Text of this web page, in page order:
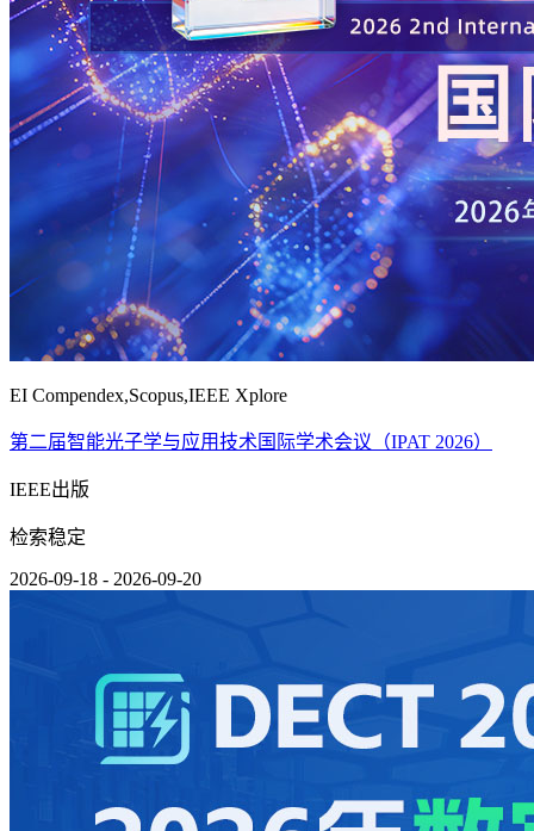
EI Compendex,Scopus,IEEE Xplore
第二届智能光子学与应用技术国际学术会议（IPAT 2026）
IEEE出版
检索稳定
2026-09-18 - 2026-09-20